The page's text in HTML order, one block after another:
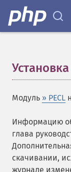
Установка
Модуль » PECL
Информацию об
глава
скачивании,
журнале